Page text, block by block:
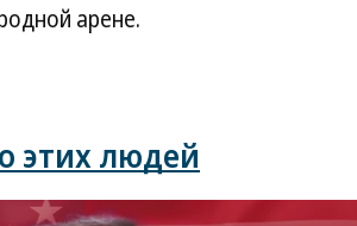
арене.
этих людей